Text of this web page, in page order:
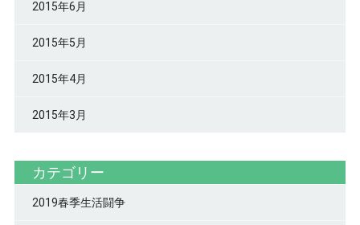
2015年6月
2015年5月
2015年4月
2015年3月
カテゴリー
2019春季生活闘争